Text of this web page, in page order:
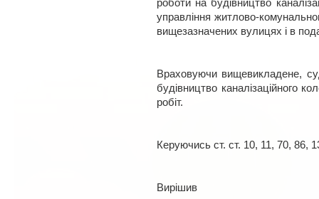
роботи на будівництво
управління житлово-
вищезазначених вулицях і в
Враховуючи вищевикладене,
будівництво каналізаційного
робіт.
Керуючись ст. ст. 10, 11, 70, 86,
Вирішив